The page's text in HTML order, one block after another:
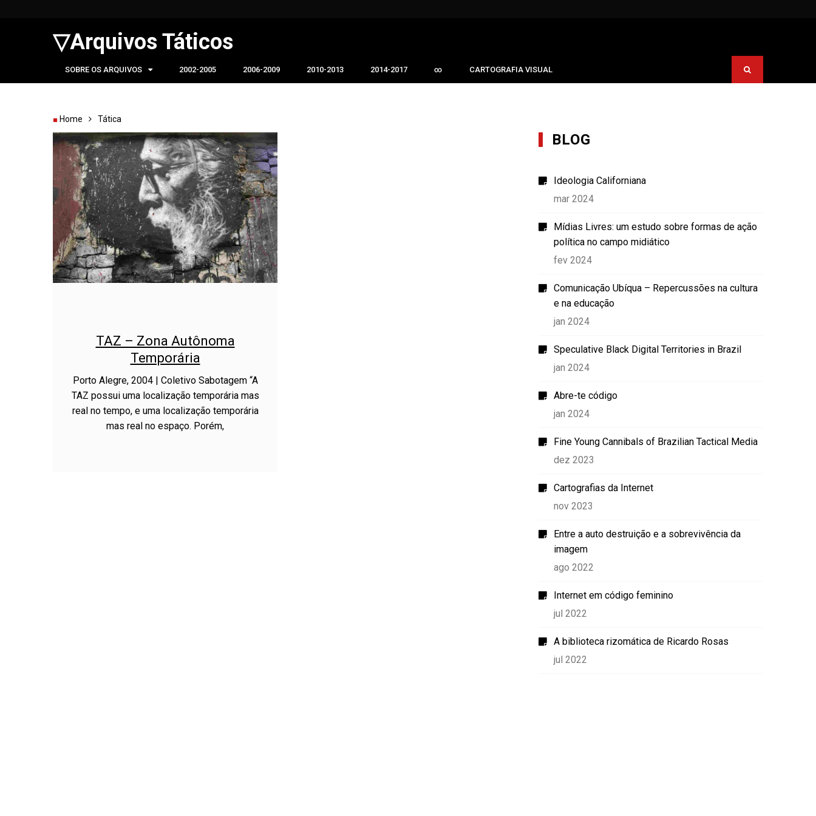
▽Arquivos Táticos
SOBRE OS ARQUIVOS 2002-2005 2006-2009 2010-2013 2014-2017 ∞ CARTOGRAFIA VISUAL
Home Tática
TAZ – Zona Autônoma
Temporária
Porto Alegre, 2004 | Coletivo Sabotagem “A
TAZ possui uma localização temporária mas
real no tempo, e uma localização temporária
mas real no espaço. Porém,
BLOG
Ideologia Californiana
mar 2024
Mídias Livres: um estudo sobre formas de ação
política no campo midiático
fev 2024
Comunicação Ubíqua – Repercussões na cultura
e na educação
jan 2024
Speculative Black Digital Territories in Brazil
jan 2024
Abre-te código
jan 2024
Fine Young Cannibals of Brazilian Tactical Media
dez 2023
Cartografias da Internet
nov 2023
Entre a auto destruição e a sobrevivência da
imagem
ago 2022
Internet em código feminino
jul 2022
A biblioteca rizomática de Ricardo Rosas
jul 2022